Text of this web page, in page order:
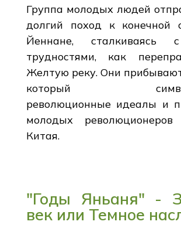
Группа молодых людей
долгий поход к конечной
Йеннане, сталкиваясь
трудностями, как
Желтую реку. Они
который
революционные идеалы и
молодых
Китая.
"Годы Яньаня" -
век или Темное